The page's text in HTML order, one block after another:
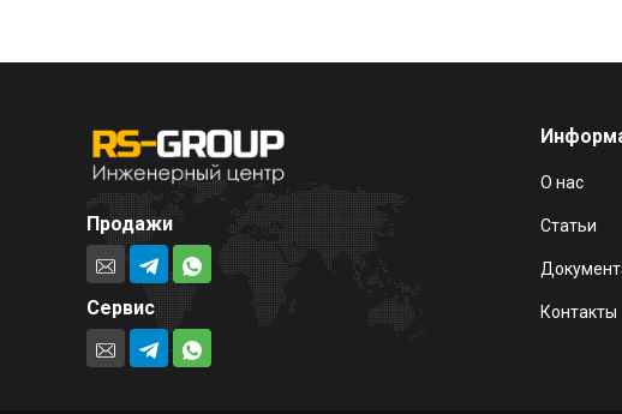
Продажи
Сервис
О нас
Статьи
Контакты